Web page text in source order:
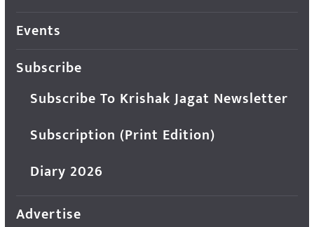
Events
Subscribe
Subscribe To Krishak Jagat Newsletter
Subscription (Print Edition)
Diary 2026
Advertise